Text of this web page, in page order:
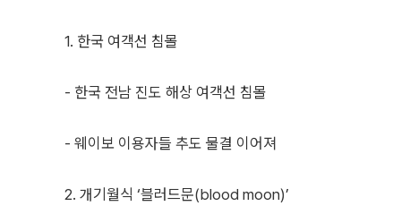
1. 한국 여객선 침몰
- 한국 전남 진도 해상 여객선 침몰
- 웨이보 이용자들 추도 물결 이어져
2. 개기월식 ‘블러드문(blood moon)’